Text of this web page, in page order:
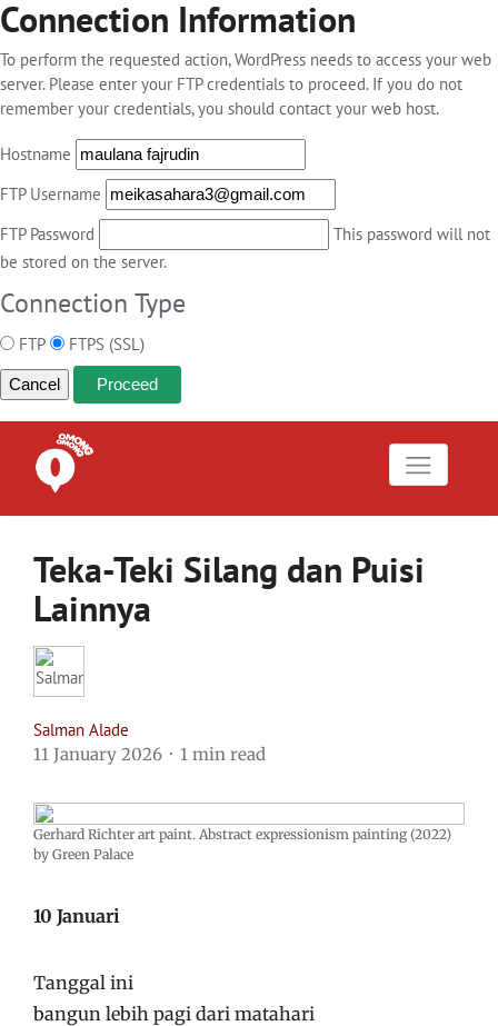
Connection Information
To perform the requested action, WordPress needs to access your web
server. Please enter your FTP credentials to proceed. If you do not
remember your credentials, you should contact your web host.
Hostname
FTP Username
FTP Password
This password will not
be stored on the server.
Connection Type
FTP FTPS (SSL)
Cancel
Teka-Teki Silang dan Puisi
Lainnya
Salman Alade
11 January 2026
1 min read
Gerhard Richter art paint. Abstract expressionism painting (2022)
by Green Palace
10 Januari
Tanggal ini
bangun lebih pagi dari matahari